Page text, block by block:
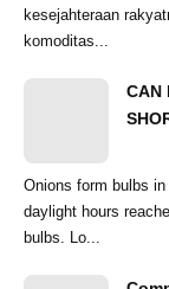
kesejahteraan
komoditas...
CAN
Onions form bulbs
daylight hours
bulbs. Lo...